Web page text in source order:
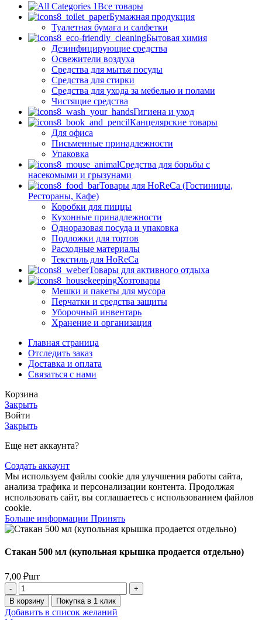
Все товары
Бумажная продукция
Туалетная бумага и салфетки
Бытовая химия
Дезинфицирующие средства
Освежители воздуха
Средства для мытья посуды
Средства для стирки
Средства для ухода за мебелью и полами
Чистящие средства
Гигиена и уход
Канцелярские товары
Для офиса
Письменные принадлежности
Упаковка
Средства для борьбы с
насекомыми и грызунами
Товары для HoReCa (Гостиницы,
Рестораны, Кафе)
Коробки для пиццы
Кухонные принадлежности
Одноразовая посуда и упаковка
Подложки для тортов
Расходные материалы
Текстиль для HoReCa
Товары для активного отдыха
Хозтовары
Мешки и пакеты для мусора
Перчатки и средства защиты
Уборочный инвентарь
Хранение и организация
Главная страница
Отследить заказ
Доставка и оплата
Связаться с нами
Корзина
Закрыть
Войти
Закрыть
Еще нет аккаунта?
Создать аккаунт
Мы используем файлы cookie для улучшения работы сайта,
анализа трафика и персонализации контента. Продолжая
использовать сайт, вы соглашаетесь с использованием файлов
cookie.
Больше информации Принять
Стакан 500 мл (купольная крышка продается отдельно)
7,00 ₽шт
В корзину Покупка в 1 клик
Добавить в список желаний